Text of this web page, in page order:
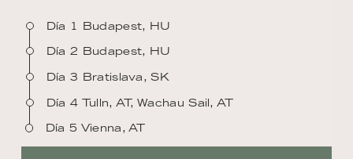
Día 1 Budapest, HU
Día 2 Budapest, HU
Día 3 Bratislava, SK
Día 4 Tulln, AT, Wachau Sail, AT
Día 5 Vienna, AT